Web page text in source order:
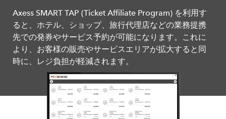
Axess SMART TAP (Ticket Affiliate Program) を利用す
ると、ホテル、ショップ、旅行代理店などの業務提携
先での発券やサービス予約が可能になります。これに
より、お客様の販売やサービスエリアが拡大すると同
時に、レジ負担が軽減されます。